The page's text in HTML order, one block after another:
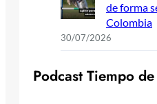
de forma
Colombia
30/07/2026
Podcast Tiempo de